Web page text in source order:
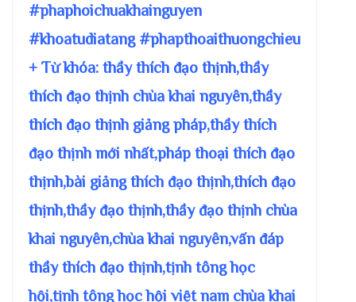
#phaphoichuakhainguyen
#khoatudiatang #phapthoaithuongchieu
+ Từ khóa: thầy thích đạo thịnh,thầy
thích đạo thịnh chùa khai nguyên,thầy
thích đạo thịnh giảng pháp,thầy thích
đạo thịnh mới nhất,pháp thoại thích đạo
thịnh,bài giảng thích đạo thịnh,thích đạo
thịnh,thầy đạo thịnh,thầy đạo thịnh chùa
khai nguyên,chùa khai nguyên,vấn đáp
thầy thích đạo thịnh,tịnh tông học
hội,tịnh tông học hội việt nam chùa khai